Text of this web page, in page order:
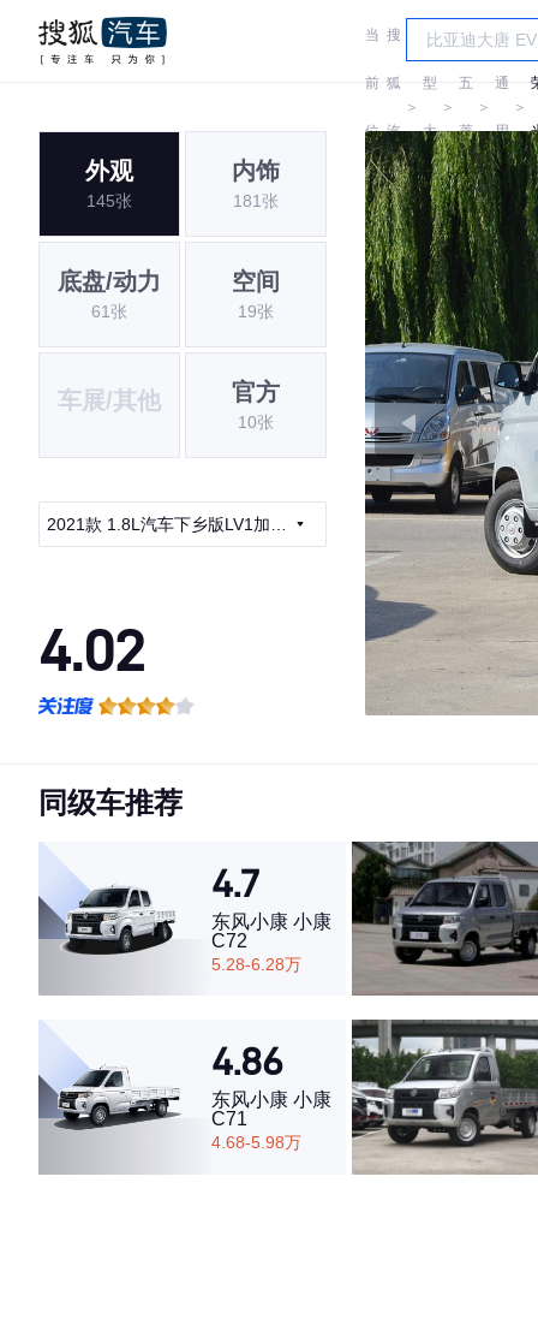
当
前
位
置:
搜
狐
汽
车
＞
车
型
大
全
＞
五
菱
＞
汽
通
用
五
菱
＞
外观
145张
内饰
181张
底盘/动力
61张
空间
19张
车展/其他 官方
10张
2021款 1.8L汽车下乡版LV1加长
4.02
·空间表现一般，低于83%同级车
同级车推荐
4.7
东风小康 小康
C72
5.28-6.28万
4.86
东风小康 小康
C71
4.68-5.98万